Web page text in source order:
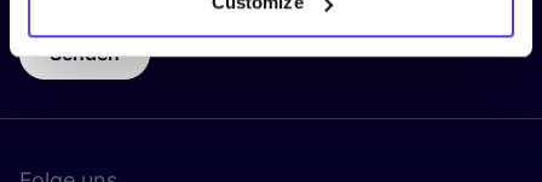
Senden